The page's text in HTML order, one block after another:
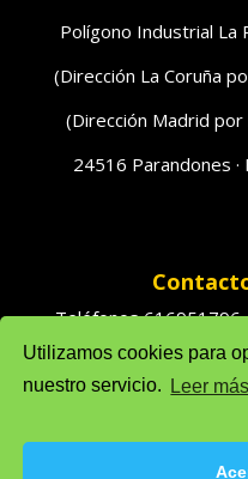
Utilizamos cookies para
nuestro servicio.
Leer más
Polígono Industrial La
(Dirección La Coruña
(Dirección Madrid por
24516 Parandones ·
Teléfonos 616951796
Ventas: